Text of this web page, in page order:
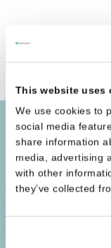
This website uses
We use cookies to
social media
share information
media, advertising
with other
they’ve collected